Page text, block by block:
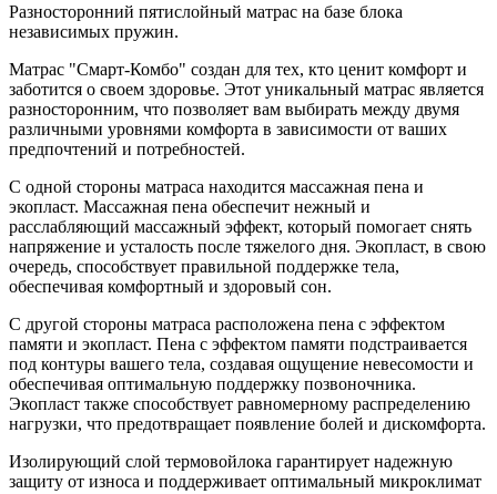
Разносторонний пятислойный матрас на базе блока
независимых пружин.
Матрас "Смарт-Комбо" создан для тех, кто ценит комфорт и
заботится о своем здоровье. Этот уникальный матрас является
разносторонним, что позволяет вам выбирать между двумя
различными уровнями комфорта в зависимости от ваших
предпочтений и потребностей.
С одной стороны матраса находится массажная пена и
экопласт. Массажная пена обеспечит нежный и
расслабляющий массажный эффект, который помогает снять
напряжение и усталость после тяжелого дня. Экопласт, в свою
очередь, способствует правильной поддержке тела,
обеспечивая комфортный и здоровый сон.
С другой стороны матраса расположена пена с эффектом
памяти и экопласт. Пена с эффектом памяти подстраивается
под контуры вашего тела, создавая ощущение невесомости и
обеспечивая оптимальную поддержку позвоночника.
Экопласт также способствует равномерному распределению
нагрузки, что предотвращает появление болей и дискомфорта.
Изолирующий слой термовойлока гарантирует надежную
защиту от износа и поддерживает оптимальный микроклимат